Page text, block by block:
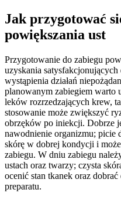
Jak przygotować
powiększania ust
Przygotowanie do zabiegu
uzyskania
wystąpienia działań
planowanym zabiegiem warto
leków rozrzedzających krew,
stosowanie może zwiększyć
obrzęków po iniekcji. Dobrze
nawodnienie organizmu; picie
skórę w dobrej kondycji i
zabiegu. W dniu zabiegu
ustach oraz twarzy; czysta
ocenić stan tkanek oraz
preparatu.